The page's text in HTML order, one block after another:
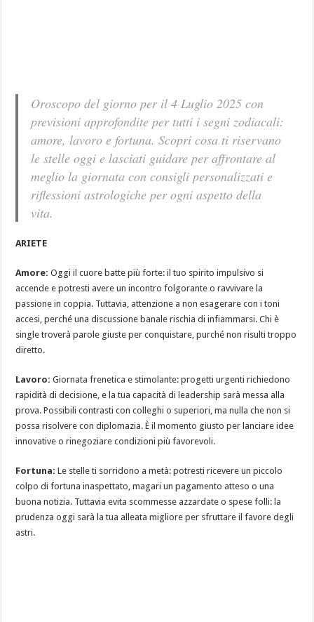
Oroscopo del giorno per il 4 Luglio 2025 con
previsioni approfondite per tutti i segni zodiacali:
amore, lavoro e fortuna. Scopri cosa ti riservano
le stelle oggi e lasciati guidare per affrontare al
meglio la giornata con consigli personalizzati e
riflessioni astrologiche per ogni aspetto della
vita.
ARIETE
Amore: Oggi il cuore batte più forte: il tuo spirito impulsivo si
accende e potresti avere un incontro folgorante o ravvivare la
passione in coppia. Tuttavia, attenzione a non esagerare con i toni
accesi, perché una discussione banale rischia di infiammarsi. Chi è
single troverà parole giuste per conquistare, purché non risulti troppo
diretto.
Lavoro: Giornata frenetica e stimolante: progetti urgenti richiedono
rapidità di decisione, e la tua capacità di leadership sarà messa alla
prova. Possibili contrasti con colleghi o superiori, ma nulla che non si
possa risolvere con diplomazia. È il momento giusto per lanciare idee
innovative o rinegoziare condizioni più favorevoli.
Fortuna: Le stelle ti sorridono a metà: potresti ricevere un piccolo
colpo di fortuna inaspettato, magari un pagamento atteso o una
buona notizia. Tuttavia evita scommesse azzardate o spese folli: la
prudenza oggi sarà la tua alleata migliore per sfruttare il favore degli
astri.